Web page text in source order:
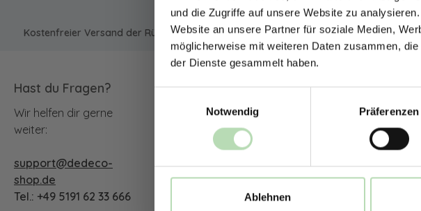
und die Zugriffe auf unsere Website zu
Website an unsere Partner für soziale Medien,
möglicherweise mit weiteren Daten zusammen,
der Dienste gesammelt haben.
Notwendig
Präferenzen
Ablehnen
Kostenfreier Versand der Rückwände in Deutschland | Expressversand möglich
Hast du Fragen?
Wir helfen dir gerne
weiter:
support@dedeco-
shop.de
Tel.: +49 5191 62 33 666
Unsere Communities
FacebookInstagram
TikTok